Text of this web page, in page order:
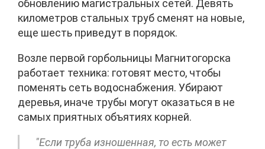
обновлению магистральных сетей. Девять
километров стальных труб сменят на новые,
еще шесть приведут в порядок.
Возле первой горбольницы Магнитогорска
работает техника: готовят место, чтобы
поменять сеть водоснабжения. Убирают
деревья, иначе трубы могут оказаться в не
самых приятных объятиях корней.
"Если труба изношенная, то есть может